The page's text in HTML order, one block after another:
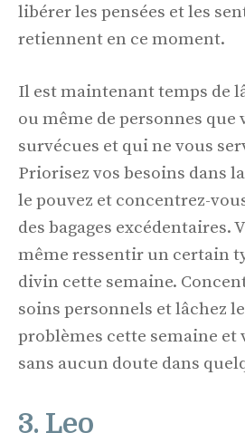
libérer les pensées et les
retiennent en ce moment.
Il est maintenant temps de
ou même de personnes que
survécues et qui ne vous
Priorisez vos besoins dans
le pouvez et concentrez-
des bagages excédentaires.
même ressentir un certain
divin cette semaine.
soins personnels et lâchez
problèmes cette semaine et
sans aucun doute dans
3. Leo